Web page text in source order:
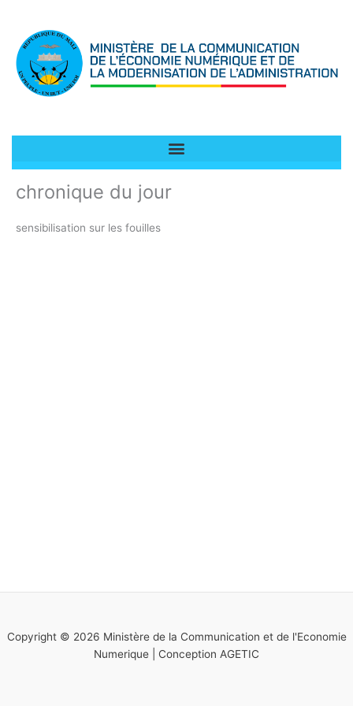
contenu
chronique du jour
sensibilisation sur les fouilles
Copyright © 2026 Ministère de la Communication et de l'Economie
Numerique | Conception AGETIC